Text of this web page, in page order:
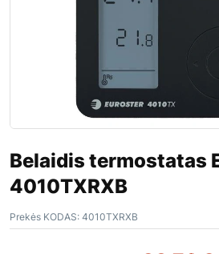
Belaidis termostatas
4010TXRXB
Prekės KODAS: 4010TXRXB